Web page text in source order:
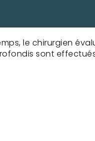
le chirurgien
sont